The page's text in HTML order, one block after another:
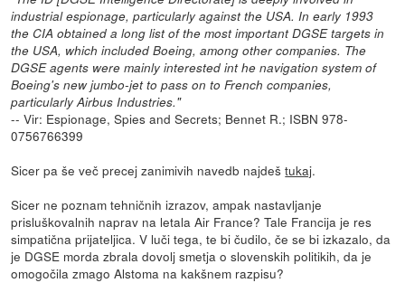
industrial espionage, particularly against the USA. In early 1993
the CIA obtained a long list of the most important DGSE targets in
the USA, which included Boeing, among other companies. The
DGSE agents were mainly interested int he navigation system of
Boeing's new jumbo-jet to pass on to French companies,
particularly Airbus Industries."
-- Vir: Espionage, Spies and Secrets; Bennet R.; ISBN 978-
0756766399
Sicer pa še več precej zanimivih navedb najdeštukaj.
Sicer ne poznam tehničnih izrazov, ampak nastavljanje
prisluškovalnih naprav na letala Air France? Tale Francija je res
simpatična prijateljica. V luči tega, te bi čudilo, če se bi izkazalo, da
je DGSE morda zbrala dovolj smetja o slovenskih politikih, da je
omogočila zmago Alstoma na kakšnem razpisu?